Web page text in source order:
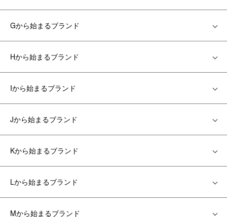
Gから始まるブランド
Hから始まるブランド
Iから始まるブランド
Jから始まるブランド
Kから始まるブランド
Lから始まるブランド
Mから始まるブランド